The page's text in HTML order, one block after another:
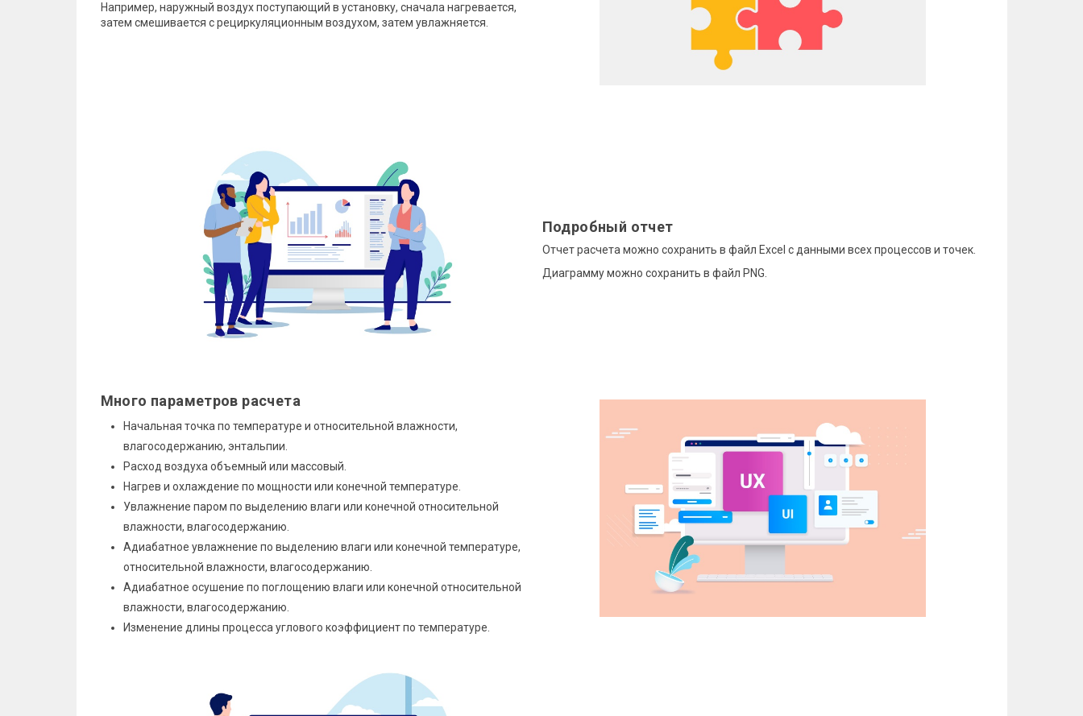
Например, наружный воздух поступающий в установку, сначала нагревается,
затем смешивается с рециркуляционным воздухом, затем увлажняется.
Подробный отчет
Отчет расчета можно сохранить в файл Excel с данными всехпроцессов и точек.
Диаграмму можно сохранить в файл PNG.
Много параметров расчета
Начальная точка по температуре и относительной влажности,
влагосодержанию, энтальпии.
Расход воздуха объемный или массовый.
Нагрев и охлаждение по мощности или конечной температуре.
Увлажнение паром по выделению влаги или конечной относительной
влажности, влагосодержанию.
Адиабатное увлажнение по выделению влаги или конечной температуре,
относительной влажности, влагосодержанию.
Адиабатное осушение по поглощению влаги или конечной относительной
влажности, влагосодержанию.
Изменение длины процесса углового коэффициент по температуре.